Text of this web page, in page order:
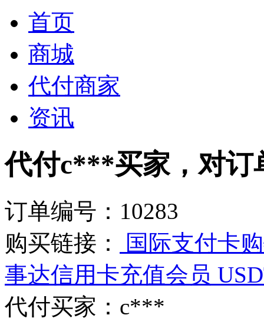
首页
商城
代付商家
资讯
代付c***买家，对订
订单编号：10283
购买链接：
国际支付卡
事达信用卡充值会员
代付买家：c***